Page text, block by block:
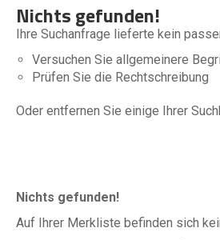
Nichts gefunden!
Ihre Suchanfrage lieferte kein
Versuchen Sie allgemeinere
Prüfen Sie die Rechtschreibung
Oder entfernen Sie einige Ihrer
Nichts gefunden!
Auf Ihrer Merkliste befinden sich